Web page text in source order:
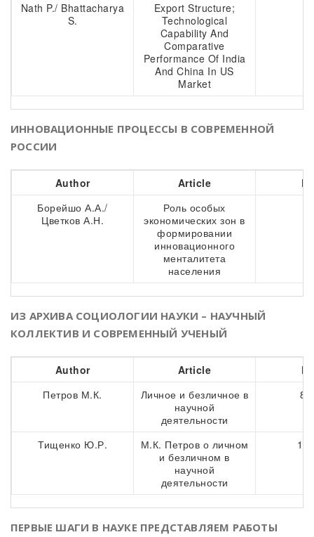
Nath P./ Bhattacharya
S.
Export Structure;
Technological
Capability And
Comparative
Performance Of India
And China In US
Market
ИННОВАЦИОННЫЕ ПРОЦЕССЫ В СОВРЕМЕННОЙ
РОССИИ
Author Article
Борейшо А.А./
Цветков А.Н.
Роль особых
экономических зон в
формировании
инновационного
менталитета
населения
ИЗ АРХИВА СОЦИОЛОГИИ НАУКИ – НАУЧНЫЙ
КОЛЛЕКТИВ И СОВРЕМЕННЫЙ УЧЕНЫЙ
Author Article
Петров М.К.
Личное и безличное в
научной
деятельности
Тищенко Ю.Р.
М.К. Петров о личном
и безличном в
научной
деятельности
ПЕРВЫЕ ШАГИ В НАУКЕ ПРЕДСТАВЛЯЕМ РАБОТЫ